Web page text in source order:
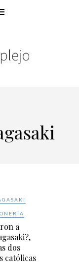
a
dos
católicas